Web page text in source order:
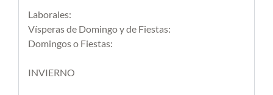
Laborales:
Vísperas de Domingo y de Fiestas:
Domingos o Fiestas:
INVIERNO